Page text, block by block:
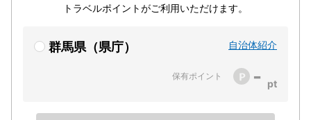
トラベルポイントがご利用いただけます。
群馬県（県庁） 自治体紹介
保有ポイント -